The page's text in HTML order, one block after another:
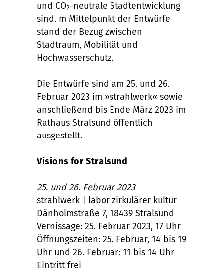
und CO2-neutrale Stadtentwicklung
sind. m Mittelpunkt der Entwürfe
stand der Bezug zwischen
Stadtraum, Mobilität und
Hochwasserschutz.
Die Entwürfe sind am 25. und 26.
Februar 2023 im »strahlwerk« sowie
anschließend bis Ende März 2023 im
Rathaus Stralsund öffentlich
ausgestellt.
Visions for Stralsund
25. und 26. Februar 2023
strahlwerk | labor zirkulärer kultur
Dänholmstraße 7, 18439 Stralsund
Vernissage: 25. Februar 2023, 17 Uhr
Öffnungszeiten: 25. Februar, 14 bis 19
Uhr und 26. Februar: 11 bis 14 Uhr
Eintritt frei